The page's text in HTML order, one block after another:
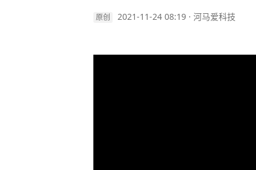
原创 2021-11-24 08:19 · 河马爱科技